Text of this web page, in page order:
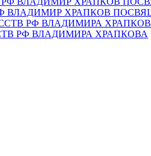
ВЛАДИМИР ХРАПКОВ
РФ ВЛАДИМИРА ХРАПКОВА